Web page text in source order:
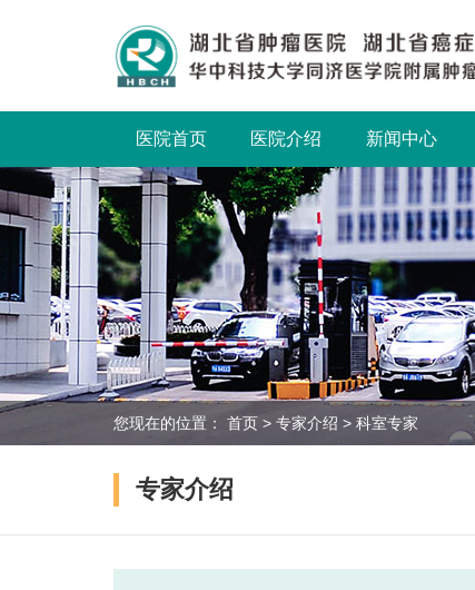
医院首页 医院介绍 新闻中心
您现在的位置： 首页 > 专家介绍 > 科室专家
专家介绍